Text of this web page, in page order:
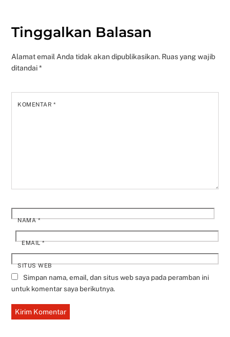
Tinggalkan Balasan
Alamat email Anda tidak akan dipublikasikan. Ruas yang wajib
ditandai*
KOMENTAR*
NAMA*
EMAIL*
SITUS WEB
Simpan nama, email, dan situs web saya pada peramban ini
untuk komentar saya berikutnya.